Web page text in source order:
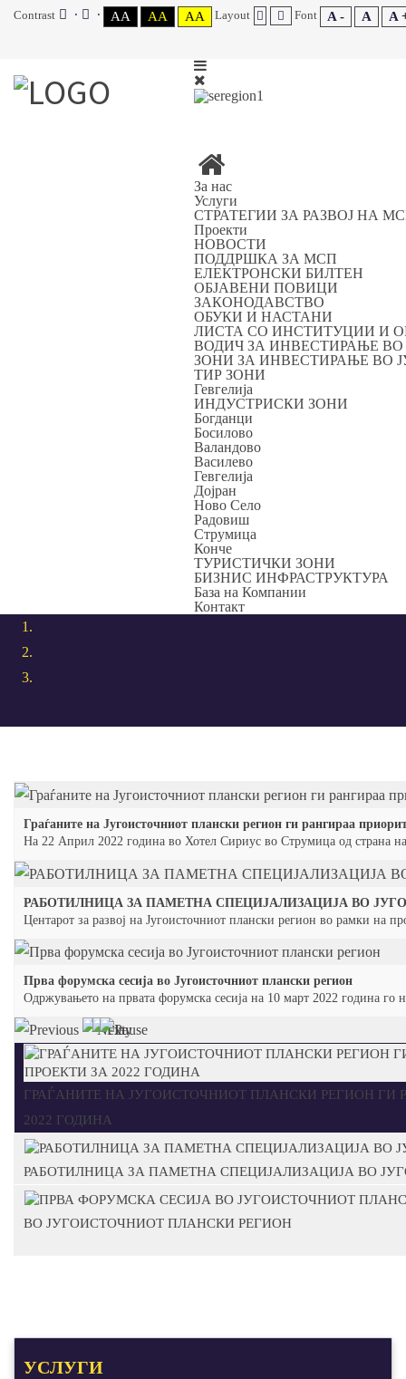
Contrast AA AA AA Layout Font A - A A
За нас
Услуги
СТРАТЕГИИ ЗА РАЗВОЈ НА
Проекти
НОВОСТИ
ПОДДРШКА ЗА МСП
ЕЛЕКТРОНСКИ БИЛТЕН
ОБЈАВЕНИ ПОВИЦИ
ЗАКОНОДАВСТВО
ОБУКИ И НАСТАНИ
ЛИСТА СО ИНСТИТУЦИИ И
ВОДИЧ ЗА ИНВЕСТИРАЊЕ
ЗОНИ ЗА ИНВЕСТИРАЊЕ ВО
ТИР ЗОНИ
Гевгелија
ИНДУСТРИСКИ ЗОНИ
Богданци
Босилово
Валандово
Василево
Гевгелија
Дојран
Ново Село
Радовиш
Струмица
Конче
ТУРИСТИЧКИ ЗОНИ
БИЗНИС ИНФРАСТРУКТУРА
База на Компании
Контакт
Граѓаните на Југоисточниот плански регион ги рангираа
На 22 Април 2022 година во Хотел Сириус во Струмица од страна на
РАБОТИЛНИЦА ЗА ПАМЕТНА СПЕЦИЈАЛИЗАЦИЈА ВО
Центарот за развој на Југоисточниот плански регион во рамки на
Прва форумска сесија во Југоисточниот плански регион
Одржувањето на првата форумска сесија на 10 март 2022 година го
ГРАЃАНИТЕ НА ЈУГОИСТОЧНИОТ ПЛАНСКИ РЕГИОН ГИ
2022 ГОДИНА
РАБОТИЛНИЦА ЗА ПАМЕТНА СПЕЦИЈАЛИЗАЦИЈА ВО
ВО ЈУГОИСТОЧНИОТ ПЛАНСКИ РЕГИОН
УСЛУГИ